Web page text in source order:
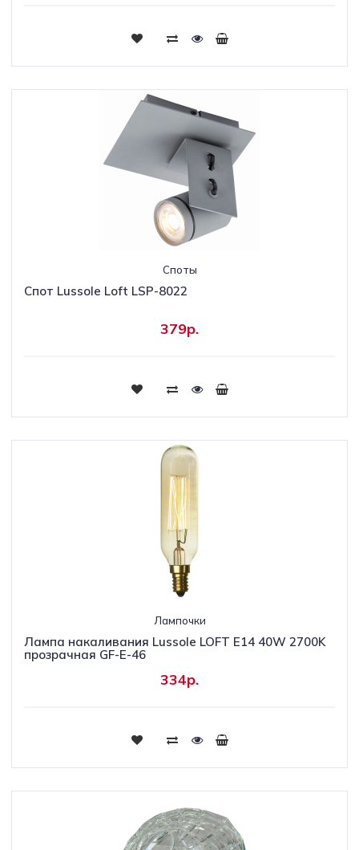
Споты
Спот Lussole Loft LSP-8022
379р.
Лампочки
Лампа накаливания Lussole LOFT Е14 40W 2700K
прозрачная GF-E-46
334р.